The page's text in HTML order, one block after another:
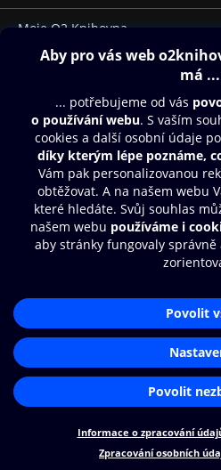
Moje O2 Knihovna
Další zábava
© O2 Czech Republic a.s.
Nákupní řád
Přístupnost
Zásady zpracování osobních
Cookies
Čti a